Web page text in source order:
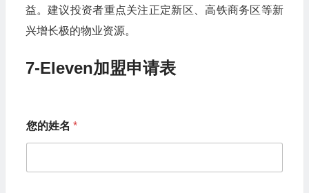
益。建议投资者重点关注正定新区、高铁商务区等新
兴增长极的物业资源。
7-Eleven加盟申请表
您的姓名 *